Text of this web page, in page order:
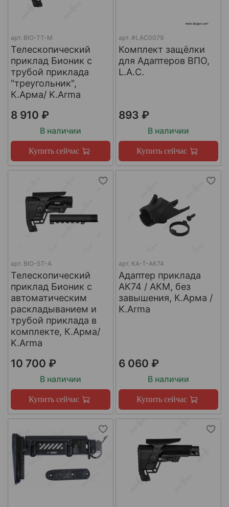
арт. BIO-TT-M
Телескопический
приклад Бионик с
трубой приклада
"треугольник",
К.Арма/ K.Arma
8 910 ₽
В наличии
Купить сейчас
арт. #LAC0079
Комплект защёлки
для Адаптеров ВПО,
L.A.C.
893 ₽
В наличии
Купить сейчас
арт. BIO-ST-A
Телескопический
приклад Бионик с
автоматическим
раскладыванием и
трубой приклада в
комплекте, К.Арма/
K.Arma
10 700 ₽
В наличии
Купить сейчас
арт. КА-Т-АК74
Адаптер приклада
АК74 / АКМ, без
завышения, К.Арма /
K.Arma
6 060 ₽
В наличии
Купить сейчас